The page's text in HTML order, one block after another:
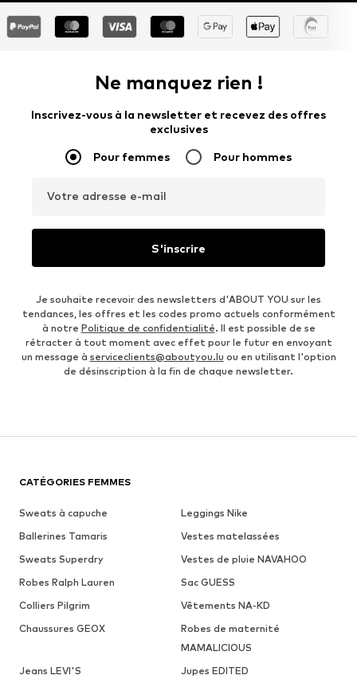
Ne manquez rien !
Inscrivez-vous à la newsletter et recevez des offres
exclusives
Pour femmes Pour hommes
Votre adresse e-mail
S'inscrire
Je souhaite recevoir des newsletters d'ABOUT YOU sur les
tendances, les offres et les codes promo actuels conformément
à notre Politique de confidentialité. Il est possible de se
rétracter à tout moment avec effet pour le futur en envoyant
un message à serviceclients@aboutyou.lu ou en utilisant l'option
de désinscription à la fin de chaque newsletter.
CATÉGORIES FEMMES
Sweats à capuche
Leggings Nike
Ballerines Tamaris
Vestes matelassées
Sweats Superdry
Vestes de pluie NAVAHOO
Robes Ralph Lauren
Sac GUESS
Colliers Pilgrim
Vêtements NA-KD
Chaussures GEOX
Robes de maternité
MAMALICIOUS
Jeans LEVI'S
Jupes EDITED